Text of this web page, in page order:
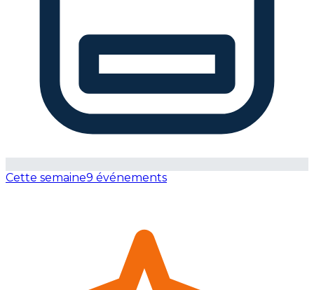
Cette semaine9 événements